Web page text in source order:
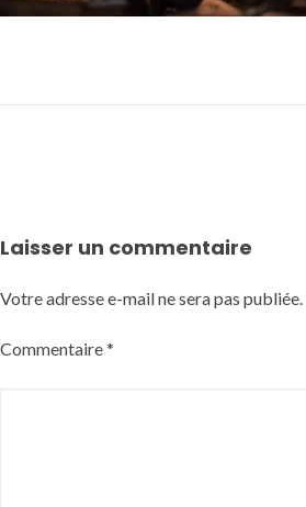
Laisser un commentaire
Votre adresse e-mail ne sera pas publiée.
Commentaire*